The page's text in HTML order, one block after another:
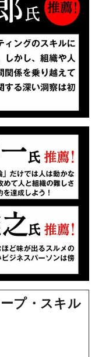
プ・スキル